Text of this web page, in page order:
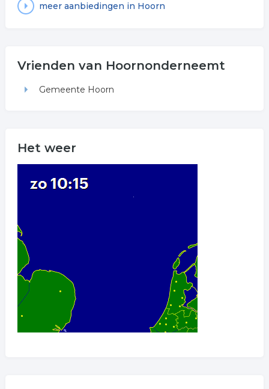
meer aanbiedingen in Hoorn
Vrienden van Hoornonderneemt
Gemeente Hoorn
Het weer